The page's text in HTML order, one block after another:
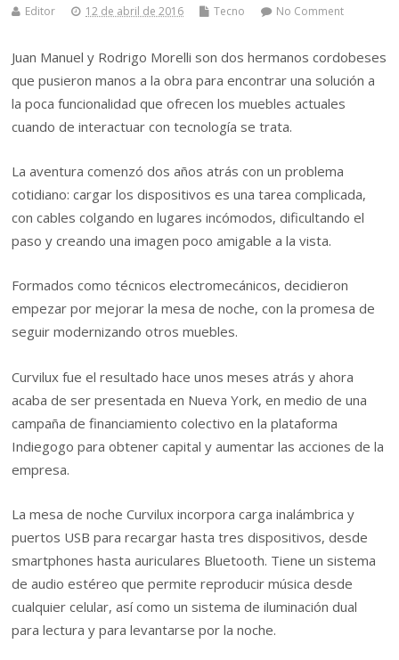
Editor 12 de abril de 2016 Tecno No Comment
Juan Manuel y Rodrigo Morelli son dos hermanos cordobeses
que pusieron manos a la obra para encontrar una solución a
la poca funcionalidad que ofrecen los muebles actuales
cuando de interactuar con tecnología se trata.
La aventura comenzó dos años atrás con un problema
cotidiano: cargar los dispositivos es una tarea complicada,
con cables colgando en lugares incómodos, dificultando el
paso y creando una imagen poco amigable a la vista.
Formados como técnicos electromecánicos, decidieron
empezar por mejorar la mesa de noche, con la promesa de
seguir modernizando otros muebles.
Curvilux fue el resultado hace unos meses atrás y ahora
acaba de ser presentada en Nueva York, en medio de una
campaña de financiamiento colectivo en la plataforma
Indiegogo para obtener capital y aumentar las acciones de la
empresa.
La mesa de noche Curvilux incorpora carga inalámbrica y
puertos USB para recargar hasta tres dispositivos, desde
smartphones hasta auriculares Bluetooth. Tiene un sistema
de audio estéreo que permite reproducir música desde
cualquier celular, así como un sistema de iluminación dual
para lectura y para levantarse por la noche.